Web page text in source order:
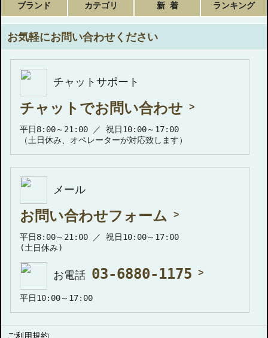
ブランド カテゴリ 新 着 ランキング
お気軽にお問い合わせください
チャットサポート
チャットでお問い合わせ
平日8:00～21:00 ／ 祝日10:00～17:00
（土日休み、オペレーターが対応致します）
メール
お問い合わせフォーム
平日8:00～21:00 ／ 祝日10:00～17:00
(土日休み)
お電話 03-6880-1175
平日10:00～17:00
ご利用規約